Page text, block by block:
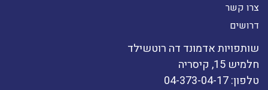
צרו קשר
דרושים
שותפויות אדמונד דה רוטשילד
חלמיש 15, קיסריה
טלפון: 04-373-04-17